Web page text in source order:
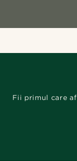
Fii primul care